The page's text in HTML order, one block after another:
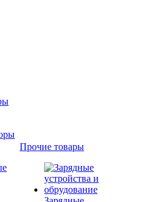
Прочие товары